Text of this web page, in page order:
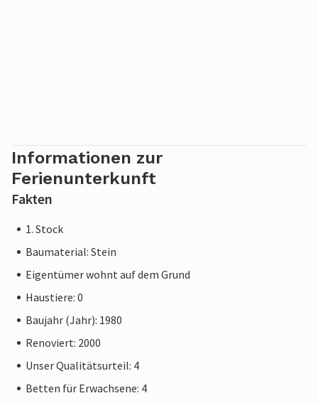
Informationen zur
Ferienunterkunft
Fakten
1. Stock
Baumaterial: Stein
Eigentümer wohnt auf dem Grund
Haustiere: 0
Baujahr (Jahr): 1980
Renoviert: 2000
Unser Qualitätsurteil: 4
Betten für Erwachsene: 4